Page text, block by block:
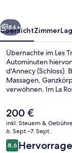
Weiter
84+
ÜbersichtZimmer
Übernachte im Les
Autominuten
d'Annecy (Schloss).
Massagen,
verwöhnen. Im La
Dieses Hotel im
Außenpool, eine
haben viel Gutes
Der
aktuelle
Preis
beträgt
200 €.
200 €
inkl. Steuern &
6. Sept.–7. Sept.
Bewertungen
8,68,6 von 10.